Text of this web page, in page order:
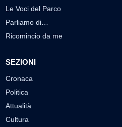
Le Voci del Parco
Parliamo di…
Ricomincio da me
SEZIONI
Cronaca
Politica
Attualità
Cultura